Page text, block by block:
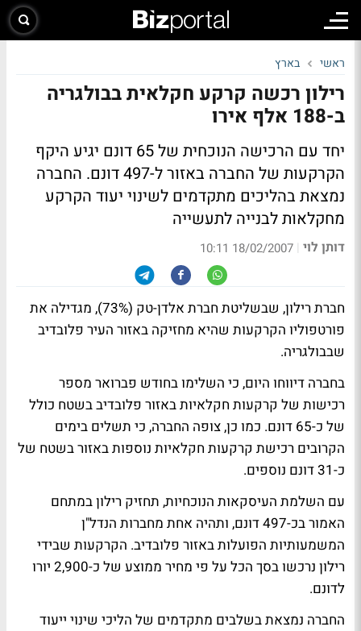
ראשי בארץ
רילון רכשה קרקע חקלאית בבולגריה
ב-188 אלף אירו
יחד עם הרכישה הנוכחית של 65 דונם יגיע היקף
הקרקעות של החברה באזור ל-497 דונם. החברה
נמצאת בהליכים מתקדמים לשינוי יעוד הקרקע
מחקלאות לבנייה לתעשייה
דותן לוי |
18/02/2007 10:11
חברת רילון, שבשליטת חברת אלדן-טק (73%), מגדילה את
פורטפוליו הקרקעות שהיא מחזיקה באזור העיר פלובדיב
שבבולגריה.
בחברה דיווחו היום, כי השלימו בחודש פברואר מספר
רכישות של קרקעות חקלאיות באזור פלובדיב בשטח כולל
של כ-65 דונם. כמו כן, צופה החברה, כי תשלים בימים
הקרובים רכישת קרקעות חקלאיות נוספות באזור בשטח של
כ-31 דונם נוספים.
עם השלמת העיסקאות הנוכחיות, תחזיק רילון במתחם
האמור בכ-497 דונם, ותהיה אחת מחברות הנדל"ן
המשמעותיות הפועלות באזור פלובדיב. הקרקעות שבידי
רילון נרכשו בסך הכל על פי מחיר ממוצע של כ-2,900 יורו
לדונם.
החברה נמצאת בשלבים מתקדמים של הליכי שינוי ייעוד